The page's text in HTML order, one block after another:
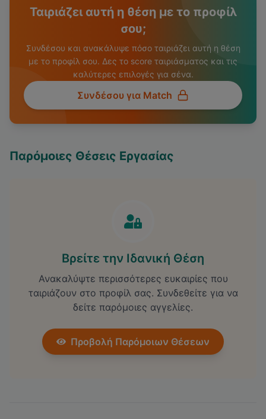
Ταιριάζει αυτή η θέση με το προφίλ
σου;
Συνδέσου και ανακάλυψε πόσο ταιριάζει αυτή η θέση
με το προφίλ σου. Δες το score ταιριάσματος και τις
καλύτερες επιλογές για σένα.
Συνδέσου για Match
Παρόμοιες Θέσεις Εργασίας
Βρείτε την Ιδανική Θέση
Ανακαλύψτε περισσότερες ευκαιρίες που
ταιριάζουν στο προφίλ σας. Συνδεθείτε για να
δείτε παρόμοιες αγγελίες.
Προβολή Παρόμοιων Θέσεων